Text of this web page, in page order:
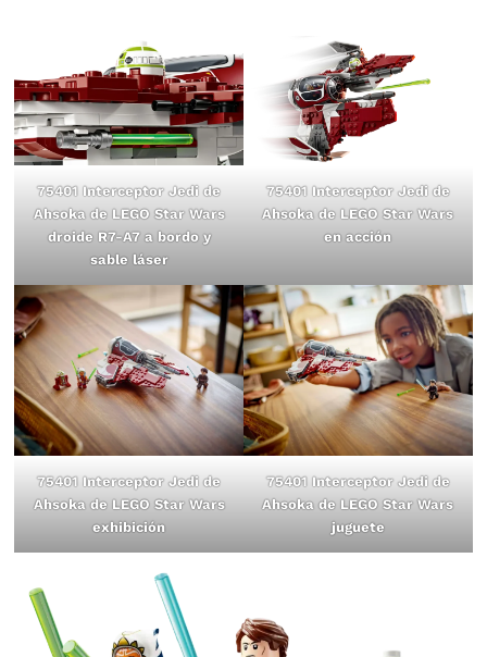
75401 Interceptor Jedi de
Ahsoka de LEGO Star Wars
droide R7-A7 a bordo y
sable láser
75401 Interceptor Jedi de
Ahsoka de LEGO Star Wars
en acción
75401 Interceptor Jedi de
Ahsoka de LEGO Star Wars
exhibición
75401 Interceptor Jedi de
Ahsoka de LEGO Star Wars
juguete